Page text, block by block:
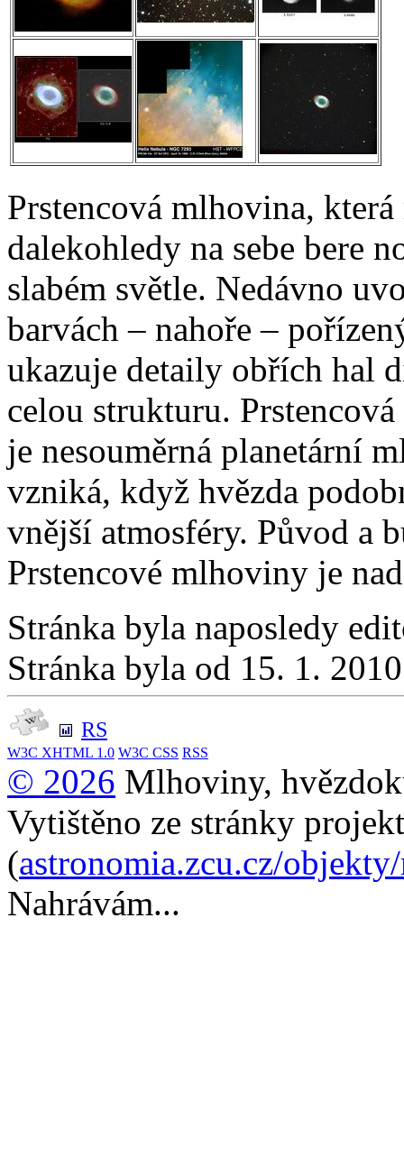
Prstencová mlhovina,
dalekohledy na sebe bere
slabém světle. Nedávno
barvách – nahoře –
ukazuje detaily obřích hal
celou strukturu.
je nesouměrná planetární
vzniká, když hvězda
vnější atmosféry. Původ a
Prstencové mlhoviny je
Stránka byla naposledy
Stránka byla od 15. 1.
RS
W3C XHTML 1.0 W3C CSS RSS
© 2026 Mlhoviny,
Vytištěno ze stránky
(astronomia.zcu.cz/
Nahrávám...